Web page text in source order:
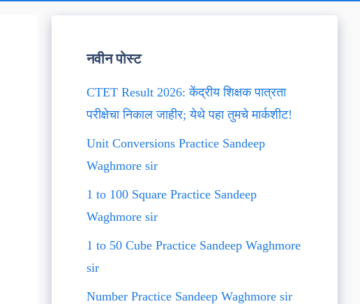
नवीन पोस्ट
CTET Result 2026: केंद्रीय शिक्षक पात्रता
परीक्षेचा निकाल जाहीर; येथे पहा तुमचे मार्कशीट!
Unit Conversions Practice Sandeep
Waghmore sir
1 to 100 Square Practice Sandeep
Waghmore sir
1 to 50 Cube Practice Sandeep Waghmore
sir
Number Practice Sandeep Waghmore sir